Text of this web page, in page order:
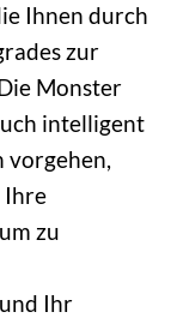
Ihnen durch
zur
Monster
intelligent
vorgehen,
Ihre
zu
Ihr